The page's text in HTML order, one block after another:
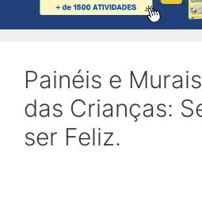
Painéis e
das Crianças:
ser Feliz.